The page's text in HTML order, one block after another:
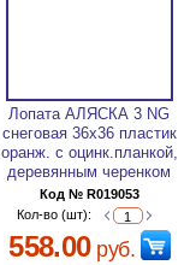
Лопата АЛЯСКА 3 NG
снеговая 36х36 пластик
оранж. с оцинк.планкой,
деревянным черенком
Код № R019053
Кол-во (шт):
558.00руб.